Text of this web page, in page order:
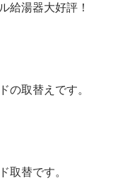
給湯器大好評！
の取替えです。
取替です。